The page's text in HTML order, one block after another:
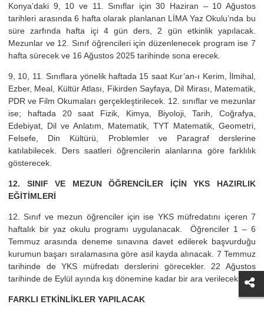
Konya’daki 9, 10 ve 11. Sınıflar için 30 Haziran – 10 Ağustos
tarihleri arasında 6 hafta olarak planlanan LİMA Yaz Okulu’nda bu
süre zarfında hafta içi 4 gün ders, 2 gün etkinlik yapılacak.
Mezunlar ve 12. Sınıf öğrencileri için düzenlenecek program ise 7
hafta sürecek ve 16 Ağustos 2025 tarihinde sona erecek.
9, 10, 11. Sınıflara yönelik haftada 15 saat Kur’an-ı Kerim, İlmihal,
Ezber, Meal, Kültür Atlası, Fikirden Sayfaya, Dil Mirası, Matematik,
PDR ve Film Okumaları gerçekleştirilecek. 12. sınıflar ve mezunlar
ise; haftada 20 saat Fizik, Kimya, Biyoloji, Tarih, Coğrafya,
Edebiyat, Dil ve Anlatım, Matematik, TYT Matematik, Geometri,
Felsefe, Din Kültürü, Problemler ve Paragraf derslerine
katılabilecek. Ders saatleri öğrencilerin alanlarına göre farklılık
gösterecek.
12. SINIF VE MEZUN ÖĞRENCİLER İÇİN YKS HAZIRLIK
EĞİTİMLERİ
12. Sınıf ve mezun öğrenciler için ise YKS müfredatını içeren 7
haftalık bir yaz okulu programı uygulanacak. Öğrenciler 1 – 6
Temmuz arasında deneme sınavına davet edilerek başvurduğu
kurumun başarı sıralamasına göre asil kayda alınacak. 7 Temmuz
tarihinde de YKS müfredatı derslerini görecekler. 22 Ağustos
tarihinde de Eylül ayında kış dönemine kadar bir ara verilecek.
FARKLI ETKİNLİKLER YAPILACAK